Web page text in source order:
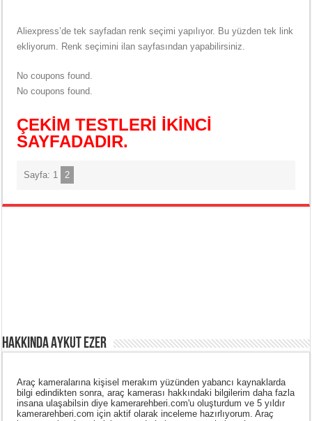
Aliexpress’de tek sayfadan renk seçimi yapılıyor. Bu yüzden tek link
ekliyorum. Renk seçimini ilan sayfasından yapabilirsiniz.
No coupons found.
No coupons found.
ÇEKİM TESTLERİ İKİNCİ
SAYFADADIR.
Sayfa: 1 2
Hakkında Aykut Ezer
Araç kameralarına kişisel merakım yüzünden yabancı kaynaklarda
bilgi edindikten sonra, araç kamerası hakkındaki bilgilerim daha fazla
insana ulaşabilsin diye kamerarehberi.com'u oluşturdum ve 5 yıldır
kamerarehberi.com için aktif olarak inceleme hazırlıyorum. Araç